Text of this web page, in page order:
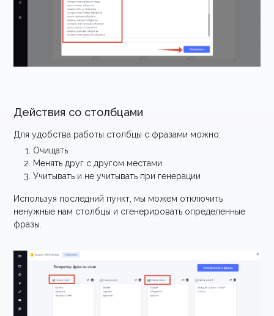
Действия со столбцами
Для удобства работы столбцы с фразами можно:
Очищать
Менять друг с другом местами
Учитывать и не учитывать при генерации
Используя последний пункт, мы можем отключить
ненужные нам столбцы и сгенерировать определенные
фразы.